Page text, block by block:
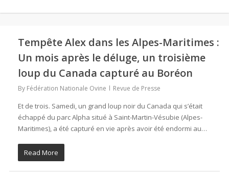
Tempête Alex dans les Alpes-Maritimes :
Un mois après le déluge, un troisième
loup du Canada capturé au Boréon
By Fédération Nationale Ovine Revue de Presse
Et de trois. Samedi, un grand loup noir du Canada qui s’était
échappé du parc Alpha situé à Saint-Martin-Vésubie (Alpes-
Maritimes), a été capturé en vie après avoir été endormi au…
Read More